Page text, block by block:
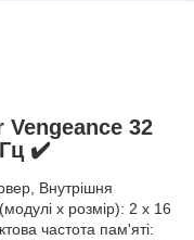
32
✔️
Внутрішня
x розмір): 2 x 16
частота пам'яті: